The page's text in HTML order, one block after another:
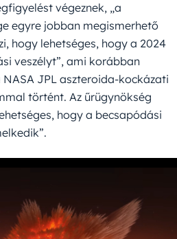
végeznek, „a
egyre jobban megismerhető
hogy lehetséges, hogy a 2024
veszélyt”, ami korábban
JPL aszteroida-kockázati
történt. Az űrügynökség
hogy a becsapódási